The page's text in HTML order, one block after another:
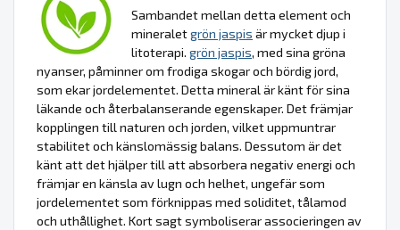
Sambandet mellan detta element och
mineraletgrön jaspis är mycket djup i
litoterapi. grön jaspis, med sina gröna
nyanser, påminner om frodiga skogar och bördig jord,
som ekar jordelementet. Detta mineral är känt för sina
läkande och återbalanserande egenskaper. Det främjar
kopplingen till naturen och jorden, vilket uppmuntrar
stabilitet och känslomässig balans. Dessutom är det
känt att det hjälper till att absorbera negativ energi och
främjar en känsla av lugn och helhet, ungefär som
jordelementet som förknippas med soliditet, tålamod
och uthållighet. Kort sagt symboliserar associeringen av